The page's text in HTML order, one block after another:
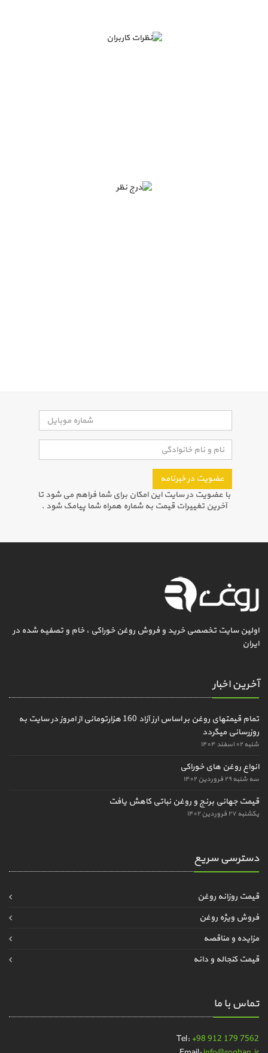
عضویت در خبرنامه
با عضویت در سایت این امکان برای شما فراهم می شود تا
آخرین تغییرات قیمت به شماره همراه شما پیامک شود .
اولین سایت تخصصی خرید و فروش روغن خوراکی ، خام و تصفیه شده در
ایران
آخرین اخبار
تمام قیمتهای روغن بر اساس ارز آزاد 160 هزارتومانی از امروز در سایت به
روزرسانی میگردد
شنبه ۰۲ اسفند ۱۴۰۴
انواع روغن های خوراکی
سه شنبه ۲۹ فروردین ۱۴۰۲
قیمت جهانی برنج و روغن نباتی کاهش یافت
یکشنبه ۲۷ فروردین ۱۴۰۲
دسترسی سریع
قیمت روزانه روغن
فروش ویژه روغن
مزایده و مناقصه
قیمت کنجاله و دانه
تماس با ما
Tel: +98 912 179 7562